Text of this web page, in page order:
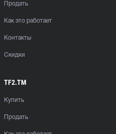
Продать
Как это работает
Контакты
Скидки
TF2.TM
Купить
Продать